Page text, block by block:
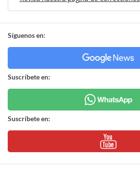
Síguenos en:
Suscríbete en:
Suscríbete en: